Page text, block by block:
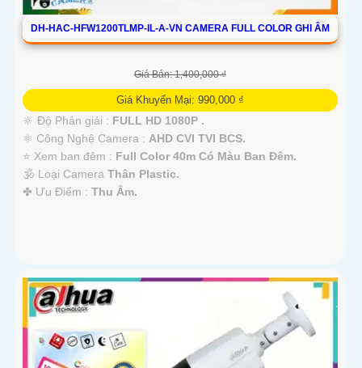
DH-HAC-HFW1200TLMP-IL-A-VN CAMERA FULL COLOR GHI ÂM
Giá Bán: 1,400,000 ₫
Giá Khuyến Mại: 990,000 ₫
🔆 Độ Phân giải : FULL HD 1080P .
⚛️ Công Nghệ Camera : AHD CVI TVI BCS.
⭐ Xem ban đêm : Full Color 40m Có Màu Ban Ðêm.
🕉️ Loại Camera Thân Plastic.
️✤ Ưu Điểm : Thu Âm.